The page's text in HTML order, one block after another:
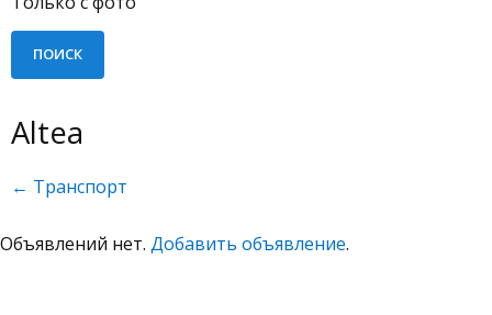
Altea
← Транспорт
Объявлений нет. Добавить объявление.